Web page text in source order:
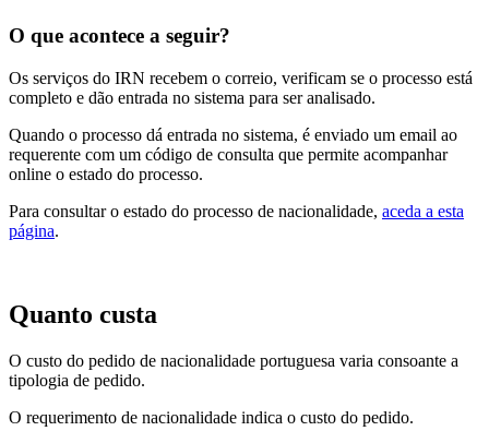
O que acontece a seguir?
Os serviços do IRN recebem o correio, verificam se o processo está
completo e dão entrada no sistema para ser analisado.
Quando o processo dá entrada no sistema, é enviado um email ao
requerente com um código de consulta que permite acompanhar
online o estado do processo.
Para consultar o estado do processo de nacionalidade, aceda a esta
página.
Quanto custa
O custo do pedido de nacionalidade portuguesa varia consoante a
tipologia de pedido.
O requerimento de nacionalidade indica o custo do pedido.